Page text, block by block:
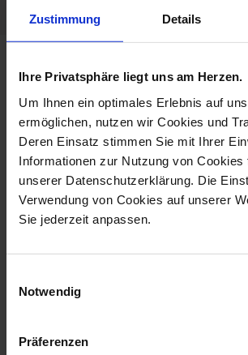
Zustimmung Details
Ihre Privatsphäre liegt uns am Herzen.
Um Ihnen ein optimales Erlebnis auf
ermöglichen, nutzen wir Cookies und
Deren Einsatz stimmen Sie mit Ihrer
Informationen zur Nutzung von Cookies
unserer Datenschutzerklärung. Die
Verwendung von Cookies auf unserer
Sie jederzeit anpassen.
Notwendig
Präferenzen
Available